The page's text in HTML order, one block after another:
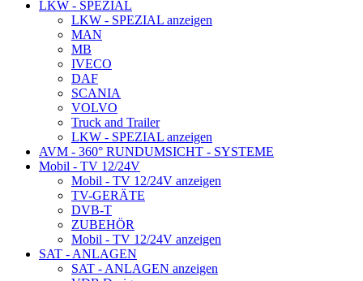
LKW - SPEZIAL
LKW - SPEZIAL anzeigen
MAN
MB
IVECO
DAF
SCANIA
VOLVO
Truck and Trailer
LKW - SPEZIAL anzeigen
AVM - 360° RUNDUMSICHT - SYSTEME
Mobil - TV 12/24V
Mobil - TV 12/24V anzeigen
TV-GERÄTE
DVB-T
ZUBEHÖR
Mobil - TV 12/24V anzeigen
SAT - ANLAGEN
SAT - ANLAGEN anzeigen